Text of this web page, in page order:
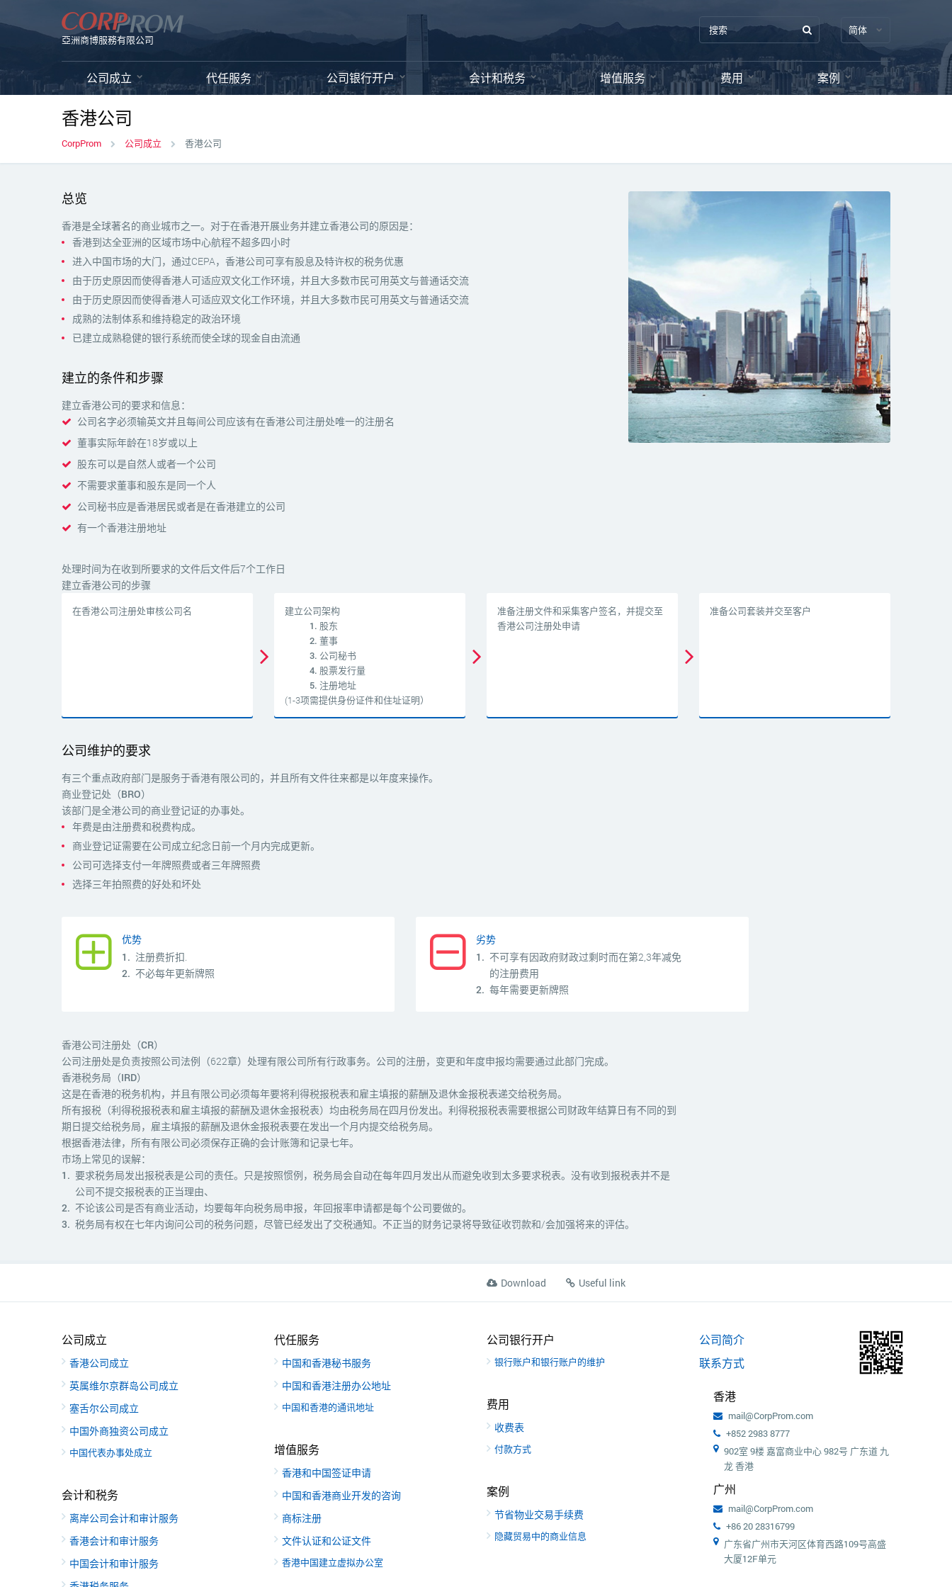
亞洲商博服務有限公司
简体
公司成立 代任服务 公司银行开户 会计和税务 增值服务 费用 案例
香港公司
CorpProm 公司成立 香港公司
总览
香港是全球著名的商业城市之一。对于在香港开展业务并建立香港公司的原因是：
香港到达全亚洲的区域市场中心航程不超多四小时
进入中国市场的大门，通过CEPA，香港公司可享有股息及特许权的税务优惠
由于历史原因而使得香港人可适应双文化工作环境，并且大多数市民可用英文与普通话交流
由于历史原因而使得香港人可适应双文化工作环境，并且大多数市民可用英文与普通话交流
成熟的法制体系和维持稳定的政治环境
已建立成熟稳健的银行系统而使全球的现金自由流通
建立的条件和步骤
建立香港公司的要求和信息：
公司名字必须输英文并且每间公司应该有在香港公司注册处唯一的注册名
董事实际年龄在18岁或以上
股东可以是自然人或者一个公司
不需要求董事和股东是同一个人
公司秘书应是香港居民或者是在香港建立的公司
有一个香港注册地址
处理时间为在收到所要求的文件后文件后7个工作日
建立香港公司的步骤
在香港公司注册处审核公司名
建立公司架构
股东
董事
公司秘书
股票发行量
注册地址
(1-3项需提供身份证件和住址证明）
准备注册文件和采集客户签名，并提交至
香港公司注册处申请
准备公司套装并交至客户
公司维护的要求
有三个重点政府部门是服务于香港有限公司的，并且所有文件往来都是以年度来操作。
商业登记处（BRO）
该部门是全港公司的商业登记证的办事处。
年费是由注册费和税费构成。
商业登记证需要在公司成立纪念日前一个月内完成更新。
公司可选择支付一年牌照费或者三年牌照费
选择三年拍照费的好处和坏处
优势
注册费折扣.
不必每年更新牌照
劣势
不可享有因政府财政过剩时而在第2,3年减免
的注册费用
每年需要更新牌照
香港公司注册处（CR）
公司注册处是负责按照公司法例（622章）处理有限公司所有行政事务。公司的注册，变更和年度申报均需要通过此部门完成。
香港税务局（IRD）
这是在香港的税务机构，并且有限公司必须每年要将利得税报税表和雇主填报的薪酬及退休金报税表递交给税务局。
所有报税（利得税报税表和雇主填报的薪酬及退休金报税表）均由税务局在四月份发出。利得税报税表需要根据公司财政年结算日有不同的到
期日提交给税务局，雇主填报的薪酬及退休金报税表要在发出一个月内提交给税务局。
根据香港法律，所有有限公司必须保存正确的会计账簿和记录七年。
市场上常见的误解：
要求税务局发出报税表是公司的责任。只是按照惯例，税务局会自动在每年四月发出从而避免收到太多要求税表。没有收到报税表并不是
公司不提交报税表的正当理由、
不论该公司是否有商业活动，均要每年向税务局申报，年回报率申请都是每个公司要做的。
税务局有权在七年内询问公司的税务问题，尽管已经发出了交税通知。不正当的财务记录将导致征收罚款和/会加强将来的评估。
Download Useful link
公司成立
香港公司成立
英属维尔京群岛公司成立
塞舌尔公司成立
中国外商独资公司成立
中国代表办事处成立
会计和税务
离岸公司会计和审计服务
香港会计和审计服务
中国会计和审计服务
代任服务
中国和香港秘书服务
中国和香港注册办公地址
中国和香港的通讯地址
增值服务
香港和中国签证申请
中国和香港商业开发的咨询
商标注册
文件认证和公证文件
香港中国建立虚拟办公室
公司银行开户
银行账户和银行账户的维护
费用
收费表
付款方式
案例
节省物业交易手续费
隐藏贸易中的商业信息
公司简介
联系方式
香港
mail@CorpProm.com
+852 2983 8777
902室 9楼 嘉富商业中心 982号 广东道 九
龙 香港
广州
mail@CorpProm.com
+86 20 28316799
广东省广州市天河区体育西路109号高盛
大厦12F单元